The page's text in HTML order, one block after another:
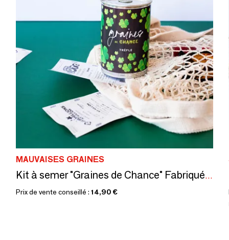
MAUVAISES GRAINES
Kit à semer "Graines de Chance" Fabriqué en France
Prix de vente conseillé : 14,90 €